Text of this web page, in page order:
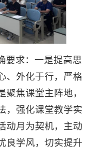
要求：一是提高思
、外化于行，严格
焦课堂主阵地，
，强化课堂教学实
动月为契机，主动
良学风，切实提升